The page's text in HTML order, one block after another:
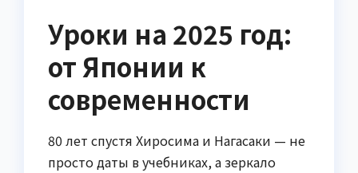
Уроки на 2025 год:
от Японии к
современности
80 лет спустя Хиросима и Нагасаки — не
просто даты в учебниках, а зеркало